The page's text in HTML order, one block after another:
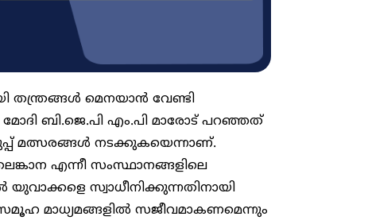
തന്ത്രങ്ങൾ മെനയാൻ വേണ്ടി
മോദി ബി.ജെ.പി എം.പി മാരോട് പറഞ്ഞത്
മത്സരങ്ങൾ നടക്കുകയെന്നാണ്.
എന്നീ സംസ്ഥാനങ്ങളിലെ
യുവാക്കളെ സ്വാധീനിക്കുന്നതിനായി
മാധ്യമങ്ങളിൽ സജീവമാകണമെന്നും